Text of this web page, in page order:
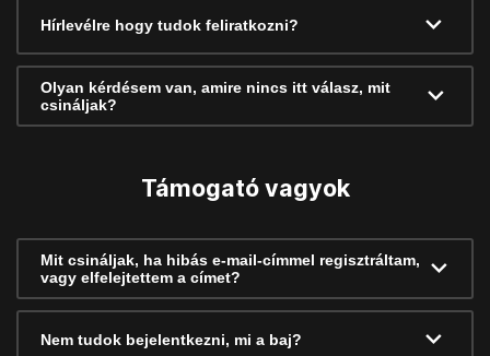
Hírlevélre hogy tudok feliratkozni?
Olyan kérdésem van, amire nincs itt válasz, mit
csináljak?
Támogató vagyok
Mit csináljak, ha hibás e-mail-címmel regisztráltam,
vagy elfelejtettem a címet?
Nem tudok bejelentkezni, mi a baj?